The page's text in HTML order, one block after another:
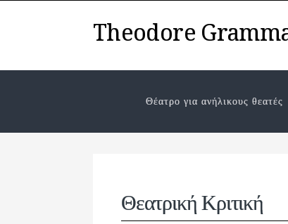
Theodore
Θέατρο για ανήλικους θεατές
Θεατρική Κριτική